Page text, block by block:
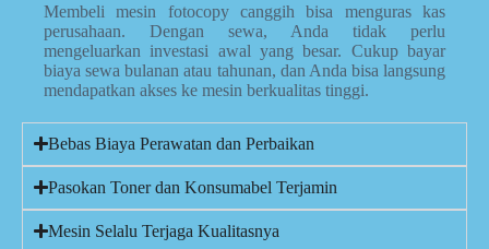
Membeli mesin fotocopy canggih bisa menguras kas
perusahaan. Dengan sewa, Anda tidak perlu
mengeluarkan investasi awal yang besar. Cukup bayar
biaya sewa bulanan atau tahunan, dan Anda bisa langsung
mendapatkan akses ke mesin berkualitas tinggi.
Bebas Biaya Perawatan dan Perbaikan
Pasokan Toner dan Konsumabel Terjamin
Mesin Selalu Terjaga Kualitasnya